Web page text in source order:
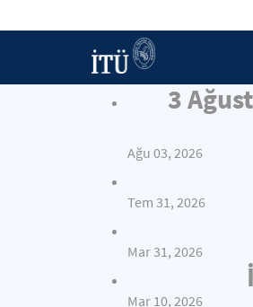
3
Ağu 03, 2026
Tem 31, 2026
Mar 31, 2026
Mar 10, 2026